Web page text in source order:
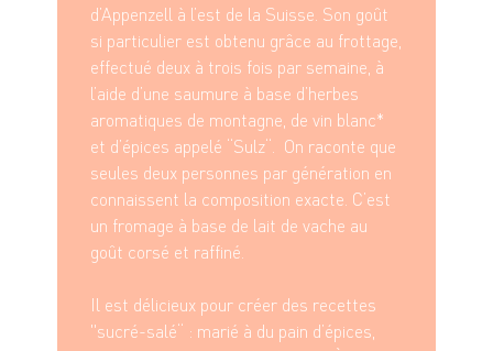
d’Appenzell à l’est de la Suisse. Son goût
si particulier est obtenu grâce au frottage,
effectué deux à trois fois par semaine, à
l’aide d’une saumure à base d’herbes
aromatiques de montagne, de vin blanc*
et d’épices appelé “Sulz“. On raconte que
seules deux personnes par génération en
connaissent la composition exacte. C’est
un fromage à base de lait de vache au
goût corsé et raffiné.
Il est délicieux pour créer des recettes
"sucré-salé“ : marié à du pain d’épices,